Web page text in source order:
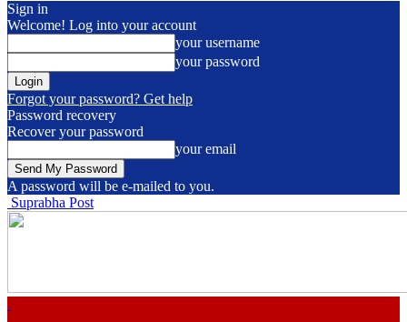
Sign in
Welcome! Log into your account
your username
your password
Forgot your password? Get help
Password recovery
Recover your password
your email
A password will be e-mailed to you.
Suprabha Post